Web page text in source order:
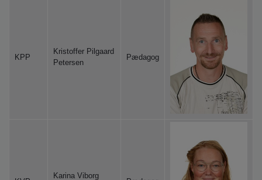
KPP
Kristoffer Pilgaard
Petersen
Pædagog
Karina Viborg